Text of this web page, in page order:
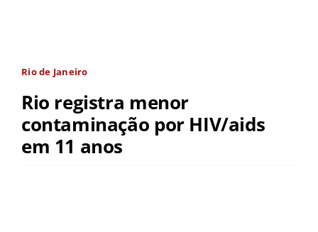
Rio de Janeiro
Rio registra menor
contaminação por HIV/aids
em 11 anos